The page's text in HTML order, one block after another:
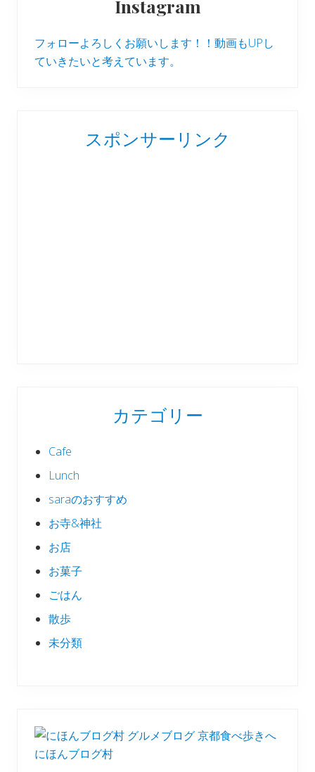
Instagram
フォローよろしくお願いします！！動画もUPし
ていきたいと考えています。
スポンサーリンク
カテゴリー
Cafe
Lunch
saraのおすすめ
お寺&神社
お店
お菓子
ごはん
散歩
未分類
にほんブログ村